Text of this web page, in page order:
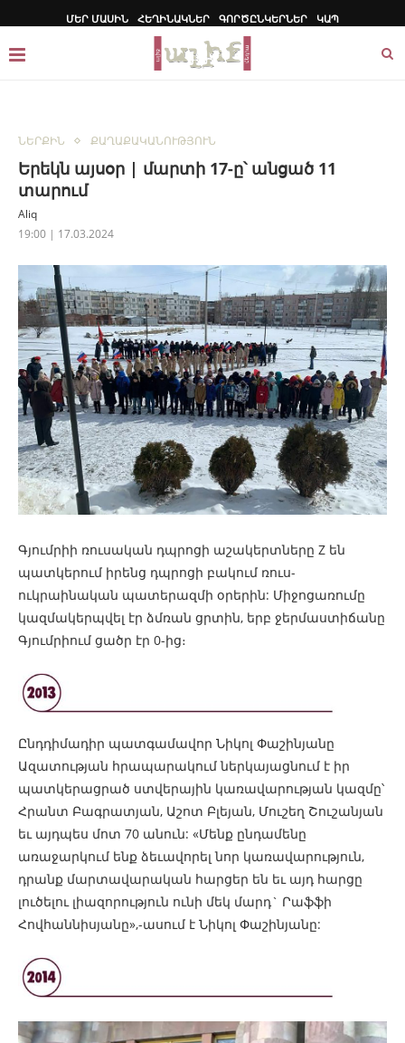
ՄԵՐ ՄԱՍԻՆ ՀԵՂԻՆԱԿՆԵՐ ԳՈՐԾԸՆԿԵՐՆԵՐ ԿԱՊ
ՆԵՐՔԻՆ ՔԱՂԱՔԱԿԱՆՈՒԹՅՈՒՆ
Երեկն այսօր | մարտի 17-ը՝ անցած 11
տարում
Aliq
19:00 | 17.03.2024
Գյումրիի ռուսական դպրոցի աշակերտները Z են
պատկերում իրենց դպրոցի բակում ռուս-
ուկրաինական պատերազմի օրերին: Միջոցառումը
կազմակերպվել էր ձմռան ցրտին, երբ ջերմաստիճանը
Գյումրիում ցածր էր 0-ից։
Ընդդիմադիր պատգամավոր Նիկոլ Փաշինյանը
Ազատության հրապարակում ներկայացնում է իր
պատկերացրած ստվերային կառավարության կազմը՝
Հրանտ Բագրատյան, Աշոտ Բլեյան, Մուշեղ Շուշանյան
եւ այդպես մոտ 70 անուն: «Մենք ընդամենը
առաջարկում ենք ձեւավորել նոր կառավարություն,
դրանք մարտավարական հարցեր են եւ այդ հարցը
լուծելու լիազորություն ունի մեկ մարդ` Րաֆֆի
Հովհաննիսյանը»,-ասում է Նիկոլ Փաշինյանը: